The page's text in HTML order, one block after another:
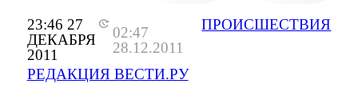
23:46 27
ДЕКАБРЯ
2011
02:47
28.12.2011
РЕДАКЦИЯ ВЕСТИ.РУ
ПРОИСШЕСТВИЯ